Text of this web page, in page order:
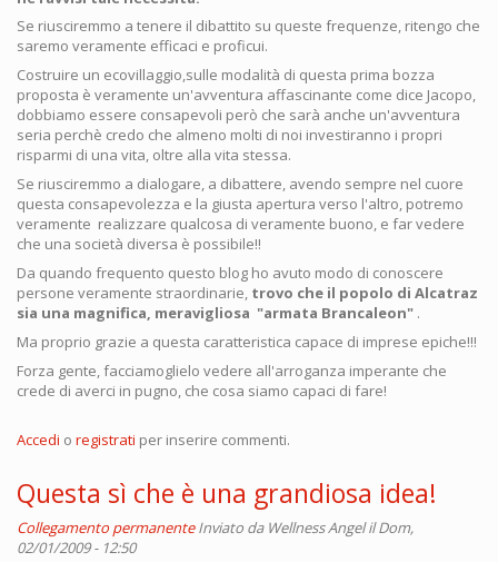
Se riusciremmo a tenere il dibattito su queste frequenze, ritengo che
saremo veramente efficaci e proficui.
Costruire un ecovillaggio,sulle modalità di questa prima bozza
proposta è veramente un'avventura affascinante come dice Jacopo,
dobbiamo essere consapevoli però che sarà anche un'avventura
seria perchè credo che almeno molti di noi investiranno i propri
risparmi di una vita, oltre alla vita stessa.
Se riusciremmo a dialogare, a dibattere, avendo sempre nel cuore
questa consapevolezza e la giusta apertura verso l'altro, potremo
veramente realizzare qualcosa di veramente buono, e far vedere
che una società diversa è possibile!!
Da quando frequento questo blog ho avuto modo di conoscere
persone veramente straordinarie, trovo che il popolo di Alcatraz
sia una magnifica, meravigliosa "armata Brancaleon" .
Ma proprio grazie a questa caratteristica capace di imprese epiche!!!
Forza gente, facciamoglielo vedere all'arroganza imperante che
crede di averci in pugno, che cosa siamo capaci di fare!
Accedi o registrati per inserire commenti.
Questa sì che è una grandiosa idea!
Collegamento permanente Inviato da Wellness Angelil Dom,
02/01/2009 - 12:50